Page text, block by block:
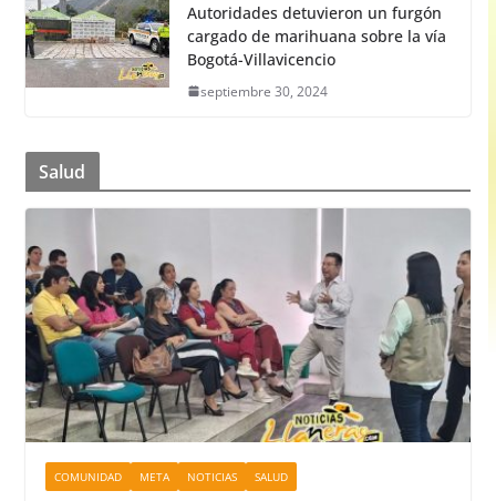
Autoridades detuvieron un furgón
cargado de marihuana sobre la vía
Bogotá-Villavicencio
septiembre 30, 2024
Salud
COMUNIDAD META NOTICIAS SALUD